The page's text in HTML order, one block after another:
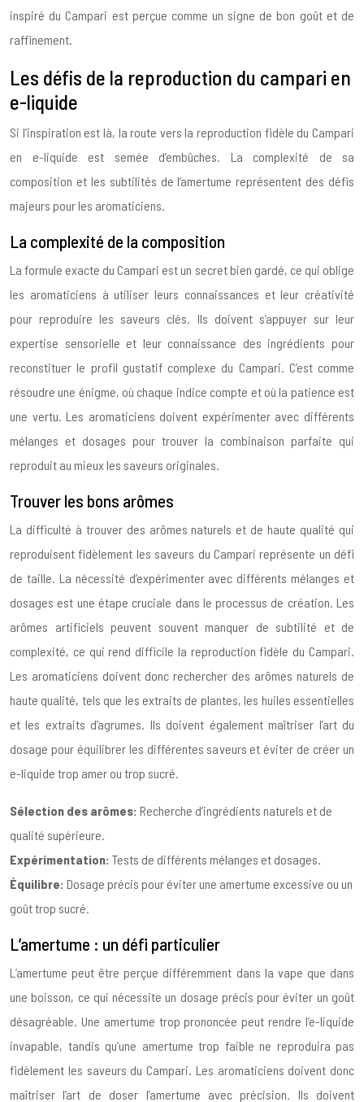
inspiré du Campari est perçue comme un signe de bon goût et de
raffinement.
Les défis de la reproduction du campari en
e-liquide
Si l’inspiration est là, la route vers la reproduction fidèle du Campari
en e-liquide est semée d’embûches. La complexité de sa
composition et les subtilités de l’amertume représentent des défis
majeurs pour les aromaticiens.
La complexité de la composition
La formule exacte du Campari est un secret bien gardé, ce qui oblige
les aromaticiens à utiliser leurs connaissances et leur créativité
pour reproduire les saveurs clés. Ils doivent s’appuyer sur leur
expertise sensorielle et leur connaissance des ingrédients pour
reconstituer le profil gustatif complexe du Campari. C’est comme
résoudre une énigme, où chaque indice compte et où la patience est
une vertu. Les aromaticiens doivent expérimenter avec différents
mélanges et dosages pour trouver la combinaison parfaite qui
reproduit au mieux les saveurs originales.
Trouver les bons arômes
La difficulté à trouver des arômes naturels et de haute qualité qui
reproduisent fidèlement les saveurs du Campari représente un défi
de taille. La nécessité d’expérimenter avec différents mélanges et
dosages est une étape cruciale dans le processus de création. Les
arômes artificiels peuvent souvent manquer de subtilité et de
complexité, ce qui rend difficile la reproduction fidèle du Campari.
Les aromaticiens doivent donc rechercher des arômes naturels de
haute qualité, tels que les extraits de plantes, les huiles essentielles
et les extraits d’agrumes. Ils doivent également maîtriser l’art du
dosage pour équilibrer les différentes saveurs et éviter de créer un
e-liquide trop amer ou trop sucré.
Sélection des arômes: Recherche d’ingrédients naturels et de
qualité supérieure.
Expérimentation: Tests de différents mélanges et dosages.
Équilibre: Dosage précis pour éviter une amertume excessive ou un
goût trop sucré.
L’amertume : un défi particulier
L’amertume peut être perçue différemment dans la vape que dans
une boisson, ce qui nécessite un dosage précis pour éviter un goût
désagréable. Une amertume trop prononcée peut rendre l’e-liquide
invapable, tandis qu’une amertume trop faible ne reproduira pas
fidèlement les saveurs du Campari. Les aromaticiens doivent donc
maîtriser l’art de doser l’amertume avec précision. Ils doivent